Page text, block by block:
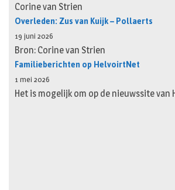
Corine van Strien
Overleden: Zus van Kuijk – Pollaerts
19 juni 2026
Bron: Corine van Strien
Familieberichten op HelvoirtNet
1 mei 2026
Het is mogelijk om op de nieuwssite van